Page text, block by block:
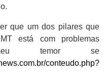
que um dos pilares que
está com problemas
temor se
conteudo.php?